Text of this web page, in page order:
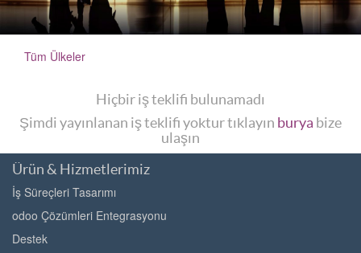
Tüm Ülkeler
Hiçbir iş teklifi bulunamadı
Şimdi yayınlanan iş teklifi yoktur tıklayın burya bize
ulaşın
Ürün & Hizmetlerimiz
İş Süreçleri Tasarımı
odoo Çözümleri Entegrasyonu
Destek